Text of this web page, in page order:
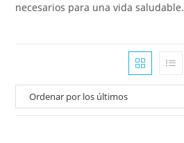
necesarios para una vida saludable.